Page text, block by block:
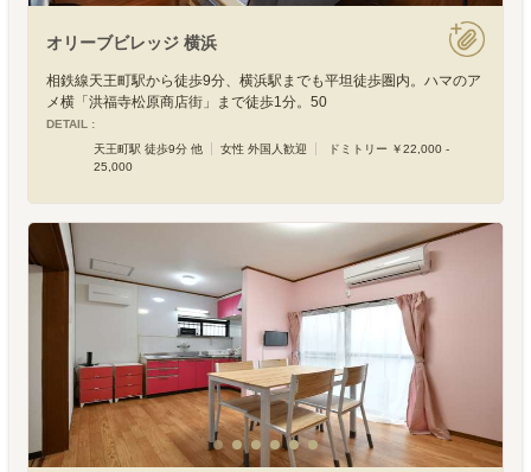
オリーブビレッジ 横浜
相鉄線天王町駅から徒歩9分、横浜駅までも平坦徒歩圏内。ハマのア
メ横「洪福寺松原商店街」まで徒歩1分。50
DETAIL :
天王町駅 徒歩9分 他
女性 外国人歓迎
ドミトリー ￥22,000 -
25,000